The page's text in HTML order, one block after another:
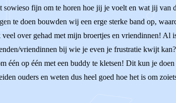
fijn om te horen hoe jij je voelt en wat jij
te doen bouwden wij een erge sterke band op,
over gehad met mijn broertjes en vriendinnen!
vriendinnen bij wie je even je frustratie kwijt
één op één met een buddy te kletsen! Dit kun je
ouders en weten dus heel goed hoe het is om